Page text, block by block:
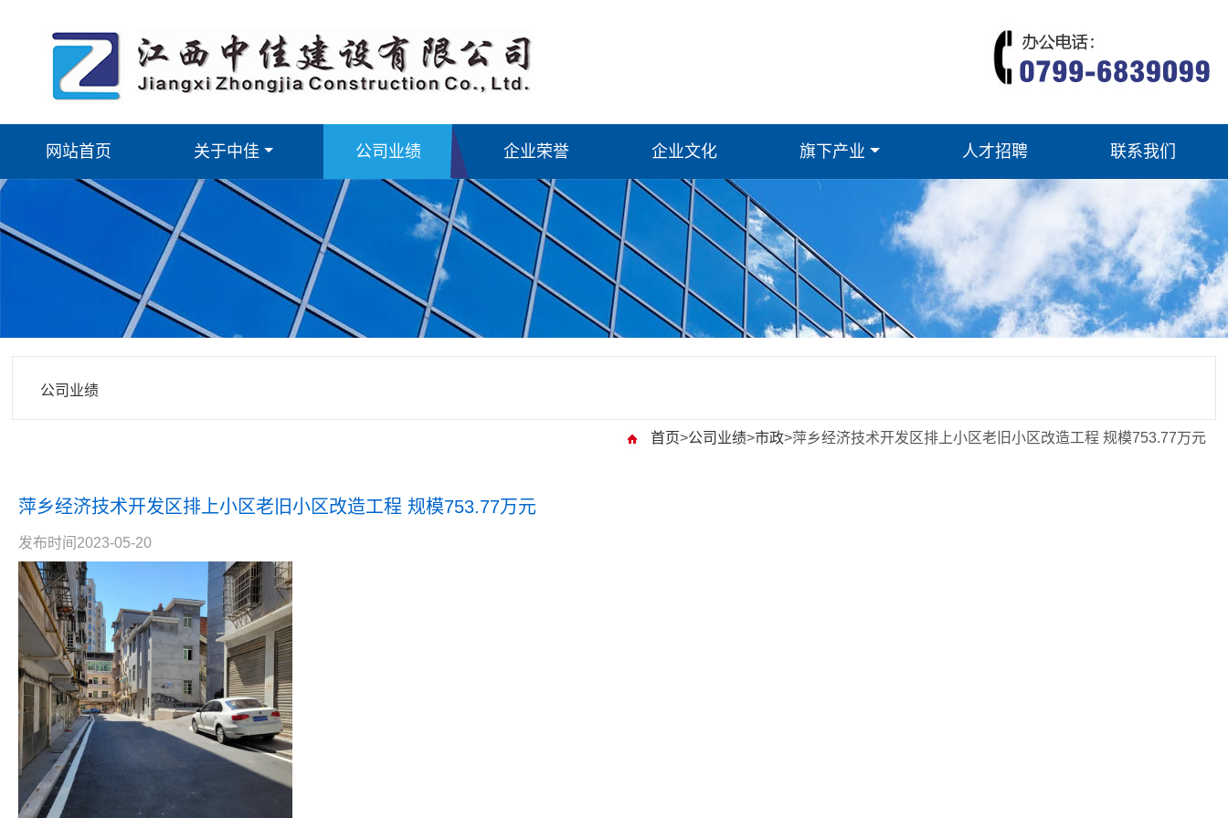
网站首页 关于中佳 公司业绩 企业荣誉 企业文化 旗下产业 人才招聘 联系我们
公司业绩
首页>公司业绩>市政>萍乡经济技术开发区排上小区老旧小区改造工程 规模753.77万元
萍乡经济技术开发区排上小区老旧小区改造工程 规模753.77万元
发布时间2023-05-20